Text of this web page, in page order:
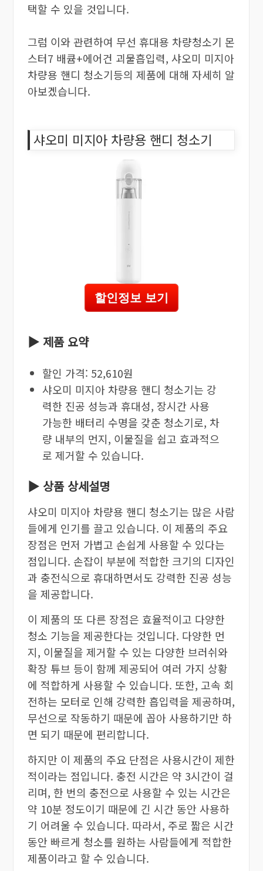
택할 수 있을 것입니다.
그럼 이와 관련하여 무선 휴대용 차량청소기 몬
스터7 배큠+에어건 괴물흡입력, 샤오미 미지아
차량용 핸디 청소기등의 제품에 대해 자세히 알
아보겠습니다.
샤오미 미지아 차량용 핸디 청소기
할인정보 보기
▶ 제품 요약
할인 가격: 52,610원
샤오미 미지아 차량용 핸디 청소기는 강
력한 진공 성능과 휴대성, 장시간 사용
가능한 배터리 수명을 갖춘 청소기로, 차
량 내부의 먼지, 이물질을 쉽고 효과적으
로 제거할 수 있습니다.
▶ 상품 상세설명
샤오미 미지아 차량용 핸디 청소기는 많은 사람
들에게 인기를 끌고 있습니다. 이 제품의 주요
장점은 먼저 가볍고 손쉽게 사용할 수 있다는
점입니다. 손잡이 부분에 적합한 크기의 디자인
과 충전식으로 휴대하면서도 강력한 진공 성능
을 제공합니다.
이 제품의 또 다른 장점은 효율적이고 다양한
청소 기능을 제공한다는 것입니다. 다양한 먼
지, 이물질을 제거할 수 있는 다양한 브러쉬와
확장 튜브 등이 함께 제공되어 여러 가지 상황
에 적합하게 사용할 수 있습니다. 또한, 고속 회
전하는 모터로 인해 강력한 흡입력을 제공하며,
무선으로 작동하기 때문에 꼽아 사용하기만 하
면 되기 때문에 편리합니다.
하지만 이 제품의 주요 단점은 사용시간이 제한
적이라는 점입니다. 충전 시간은 약 3시간이 걸
리며, 한 번의 충전으로 사용할 수 있는 시간은
약 10분 정도이기 때문에 긴 시간 동안 사용하
기 어려울 수 있습니다. 따라서, 주로 짧은 시간
동안 빠르게 청소를 원하는 사람들에게 적합한
제품이라고 할 수 있습니다.